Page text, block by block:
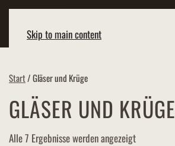
Skip to main content
Start/ Gläser und Krüge
GLÄSER UND KRÜGE
Alle 7 Ergebnisse werden angezeigt